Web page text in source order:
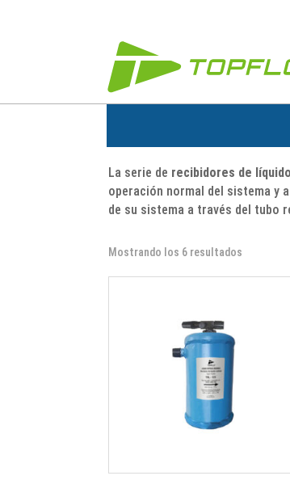
La serie de recibidores de
operación normal del sistema y
de su sistema a través del tubo
Mostrando los 6 resultados